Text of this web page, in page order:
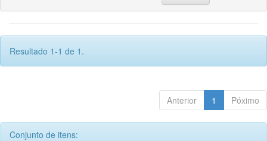
Resultado 1-1 de 1.
Anterior 1 Póximo
Conjunto de itens: